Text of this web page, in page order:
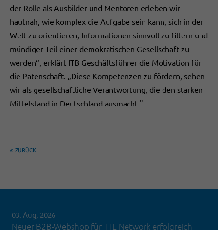
der Rolle als Ausbilder und Mentoren erleben wir
hautnah, wie komplex die Aufgabe sein kann, sich in der
Welt zu orientieren, Informationen sinnvoll zu filtern und
mündiger Teil einer demokratischen Gesellschaft zu
werden“, erklärt ITB Geschäftsführer die Motivation für
die Patenschaft. „Diese Kompetenzen zu fördern, sehen
wir als gesellschaftliche Verantwortung, die den starken
Mittelstand in Deutschland ausmacht."
ZURÜCK
03. Aug, 2026
Neuer B2B-Webshop für TTL Network erfolgreich